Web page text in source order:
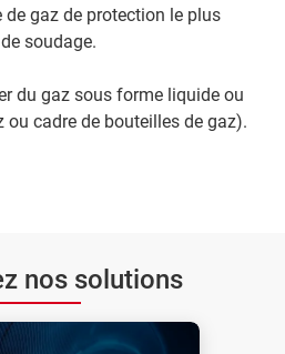
gaz de protection le plus
soudage.
du gaz sous forme liquide ou
ou cadre de bouteilles de gaz).
nos solutions